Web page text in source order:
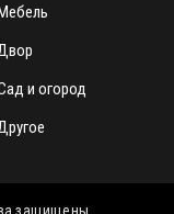
и огород
защищены